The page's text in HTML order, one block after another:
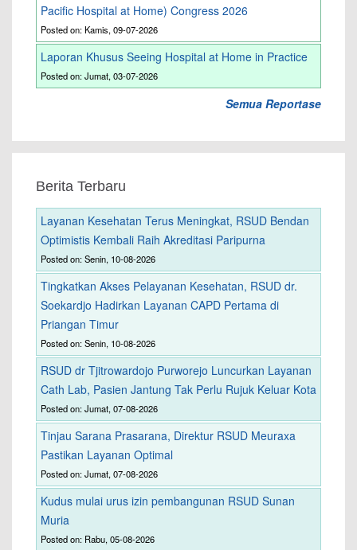
Pacific Hospital at Home) Congress 2026
Posted on: Kamis, 09-07-2026
Laporan Khusus Seeing Hospital at Home in Practice
Posted on: Jumat, 03-07-2026
Semua Reportase
Berita Terbaru
Layanan Kesehatan Terus Meningkat, RSUD Bendan
Optimistis Kembali Raih Akreditasi Paripurna
Posted on: Senin, 10-08-2026
Tingkatkan Akses Pelayanan Kesehatan, RSUD dr.
Soekardjo Hadirkan Layanan CAPD Pertama di
Priangan Timur
Posted on: Senin, 10-08-2026
RSUD dr Tjitrowardojo Purworejo Luncurkan Layanan
Cath Lab, Pasien Jantung Tak Perlu Rujuk Keluar Kota
Posted on: Jumat, 07-08-2026
Tinjau Sarana Prasarana, Direktur RSUD Meuraxa
Pastikan Layanan Optimal
Posted on: Jumat, 07-08-2026
Kudus mulai urus izin pembangunan RSUD Sunan
Muria
Posted on: Rabu, 05-08-2026